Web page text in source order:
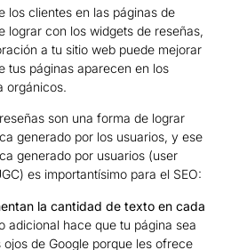
los clientes en las páginas de
lograr con los widgets de reseñas,
a tu sitio web puede mejorar
tus páginas aparecen en los
orgánicos.
son una forma de lograr
generado por los usuarios, y ese
generado por usuarios (user
es importantísimo para el SEO:
la cantidad de texto en cada
adicional hace que tu página sea
ojos de Google porque les ofrece